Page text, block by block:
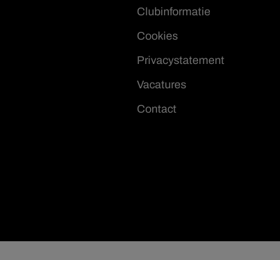
Clubinformatie
Cookies
Privacystatement
Vacatures
Contact